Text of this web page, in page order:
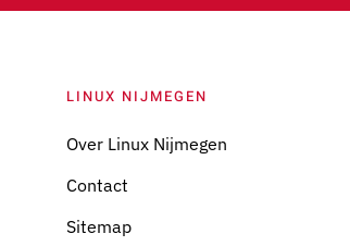
LINUX NIJMEGEN
Over Linux Nijmegen
Contact
Sitemap